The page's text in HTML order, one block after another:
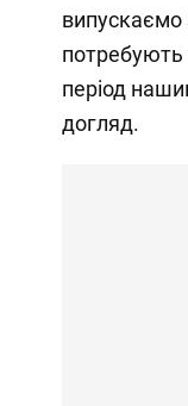
випускаємо
потребують
період
догляд.